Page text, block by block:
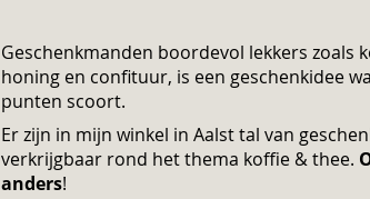
Geschenkmanden boordevol lekkers
honing en confituur, is een geschenkidee
punten scoort.
Geschenkmanden boordevol lekkers zoals
honing en confituur, is een geschenkidee
punten scoort.
Er zijn in mijn winkel in Aalst tal van
verkrijgbaar rond het thema koffie & thee.
anders!